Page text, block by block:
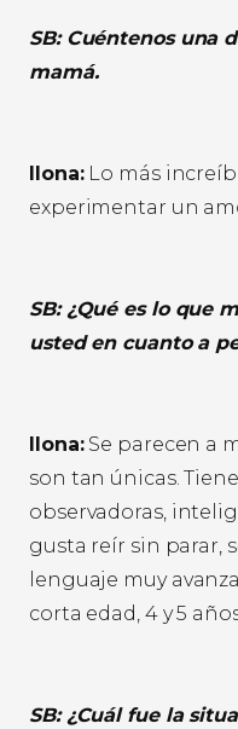
SB: Cuéntenos una
mamá.
Ilona:Lo más
experimentar un
SB: ¿Qué es lo que
usted en cuanto a
Ilona:Se parecen a
son tan únicas.
observadoras,
gusta reír sin parar,
lenguaje muy
corta edad, 4 y 5
SB: ¿Cuál fue la